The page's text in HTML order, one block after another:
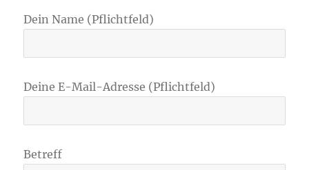
Dein Name (Pflichtfeld)
Deine E-Mail-Adresse (Pflichtfeld)
Betreff